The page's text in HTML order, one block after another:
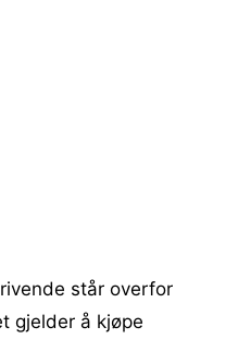
står overfor
gjelder å kjøpe